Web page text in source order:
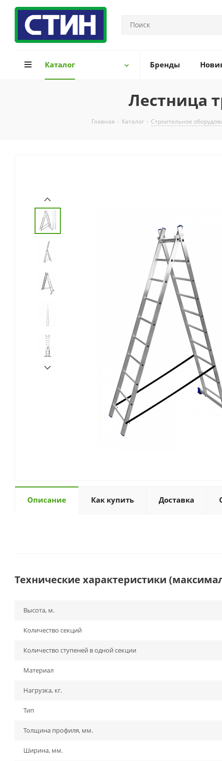
Каталог Бренды
Лестница
Главная - Каталог - Строительное
Описание Как купить Доставка
Технические характеристики
Высота, м.
Количество секций
Количество ступеней в одной секции
Материал
Нагрузка, кг.
Тип
Толщина профиля, мм.
Ширина, мм.